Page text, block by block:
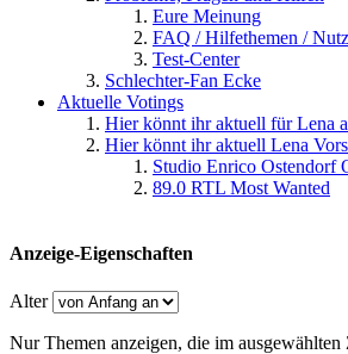
Eure Meinung
FAQ / Hilfethemen /
Test-Center
Schlechter-Fan Ecke
Aktuelle Votings
Hier könnt ihr aktuell für Lena
Hier könnt ihr aktuell Lena
Studio Enrico Ostendorf
89.0 RTL Most Wanted
Anzeige-Eigenschaften
Alter
Nur Themen anzeigen, die im